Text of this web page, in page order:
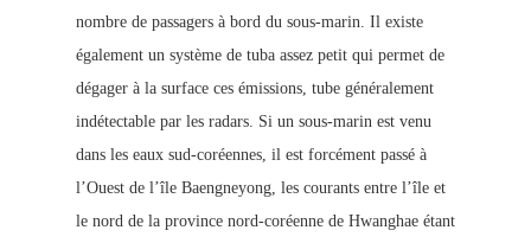
nombre de passagers à bord du sous-marin. Il existe
également un système de tuba assez petit qui permet de
dégager à la surface ces émissions, tube généralement
indétectable par les radars. Si un sous-marin est venu
dans les eaux sud-coréennes, il est forcément passé à
l’Ouest de l’île Baengneyong, les courants entre l’île et
le nord de la province nord-coréenne de Hwanghae étant